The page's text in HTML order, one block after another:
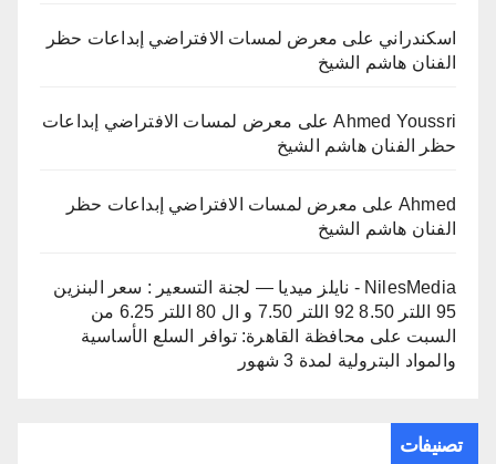
اسكندراني على معرض لمسات الافتراضي إبداعات حظر
الفنان هاشم الشيخ
Ahmed Youssriعلى معرض لمسات الافتراضي إبداعات
حظر الفنان هاشم الشيخ
Ahmed على معرض لمسات الافتراضي إبداعات حظر
الفنان هاشم الشيخ
NilesMedia - نايلز ميديا — لجنة التسعير : سعر البنزين
95 اللتر 8.50 92 اللتر 7.50 و ال 80 اللتر 6.25 من
السبت على محافظة القاهرة: توافر السلع الأساسية
والمواد البترولية لمدة 3 شهور
تصنيفات